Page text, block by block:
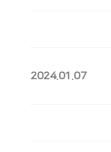
2024.01.07